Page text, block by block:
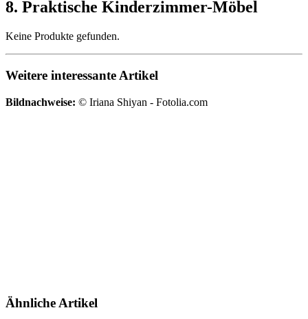
8. Praktische Kinderzimmer-Möbel
Keine Produkte gefunden.
Weitere interessante Artikel
Bildnachweise: © Iriana Shiyan - Fotolia.com
Ähnliche Artikel